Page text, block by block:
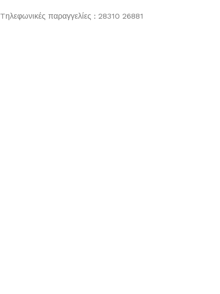
Tηλεφωνικές παραγγελίες : 28310 26881